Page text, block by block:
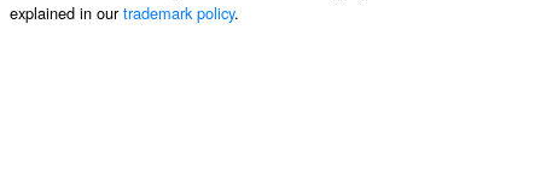
explained in ourtrademark policy.